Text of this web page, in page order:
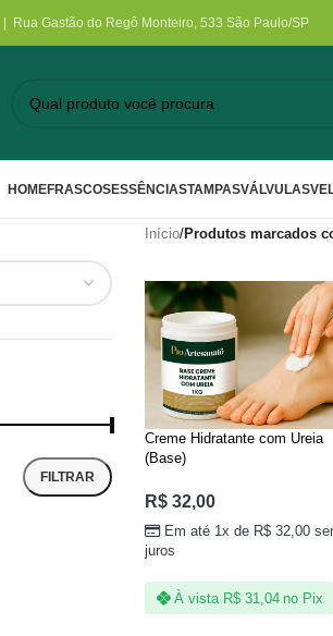
Rua Gastão do Regô Monteiro, 533 São Paulo/SP
HOMEFRASCOSESSÊNCIASTAMPASVÁLVULAS
FILTRAR
Início/Produtos marcados
Creme Hidratante com Ureia
(Base)
R$32,00
Em até 1x de R$ 32,00
juros
À vista R$31,04 no Pix